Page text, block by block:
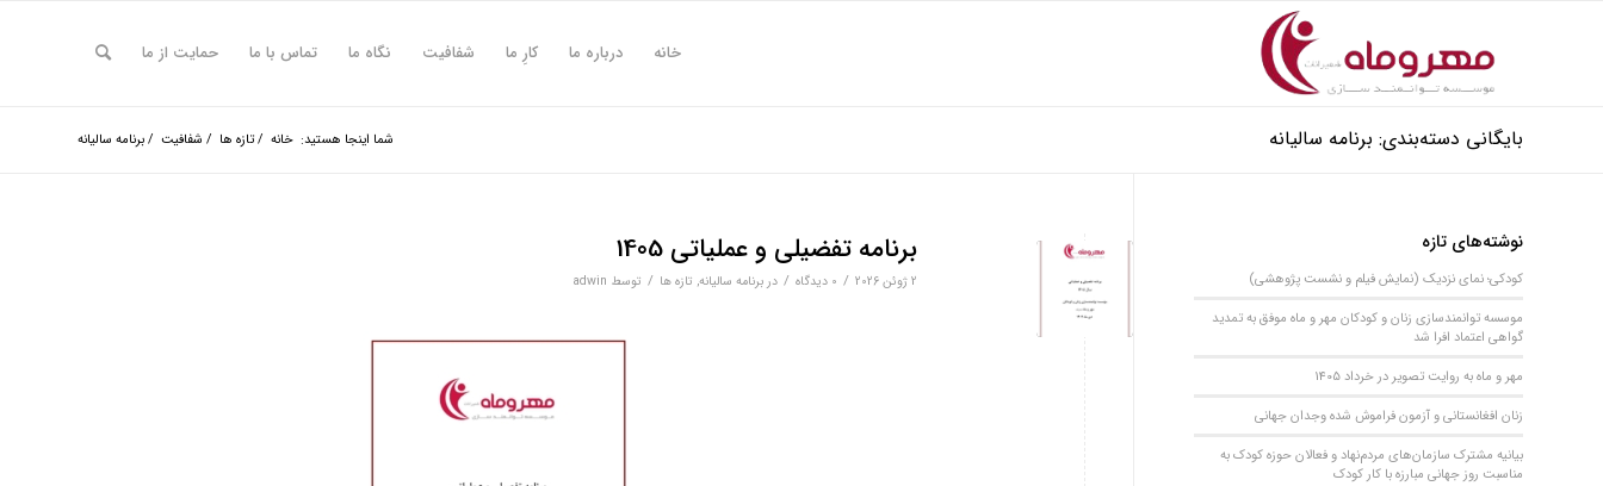
خانه درباره ما کارِ ما شفافیت نگاه ما تماس با ما حمایت از ما
بایگانی دسته‌بندی: برنامه سالیانه شما اینجا هستید: خانه /تازه ها / شفافیت /برنامه سالیانه
برنامه تفضیلی و عملیاتی 1405
2 ژوئن 2026 / 0 دیدگاه‌ / در برنامه سالیانه, تازه ها / توسط adwin
نوشته‌های تازه
کودکی؛ نمای نزدیک (نمایش فیلم و نشست پژوهشی)
موسسه توانمندسازی زنان و کودکان مهر و ماه موفق به تمدید
گواهی اعتماد افرا شد
مهر و ماه به روایت تصویر در خرداد 1405
زنان افغانستانی و آزمون فراموش شده وجدان جهانی
بیانیه مشترک سازمان‌های مردم‌نهاد و فعالان حوزه کودک به
مناسبت روز جهانی مبارزه با کار کودک